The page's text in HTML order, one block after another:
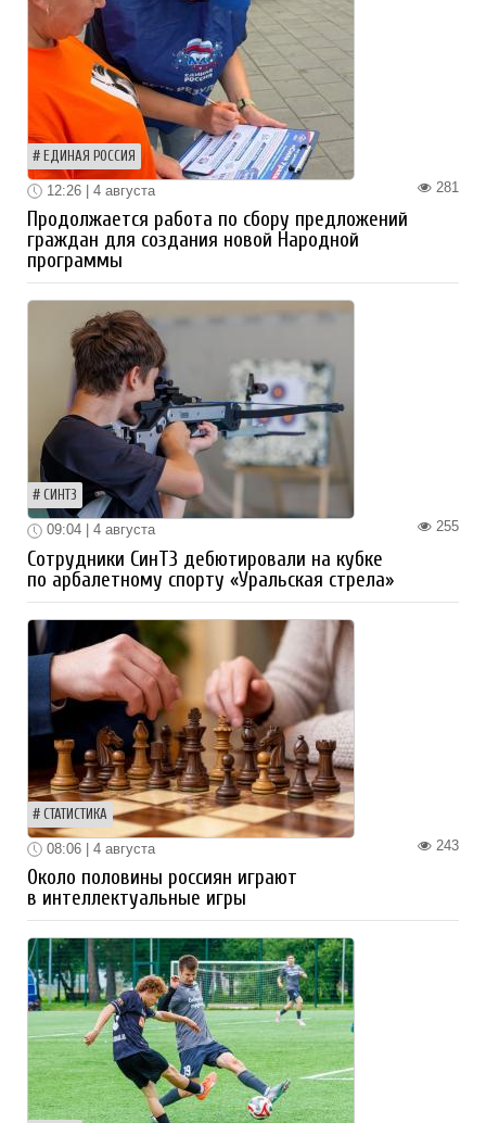
ЕДИНАЯ РОССИЯ
281
12:26 | 4 августа
Продолжается работа по сбору предложений
граждан для создания новой Народной
программы
СИНТЗ
255
09:04 | 4 августа
Сотрудники СинТЗ дебютировали на кубке
по арбалетному спорту «Уральская стрела»
СТАТИСТИКА
243
08:06 | 4 августа
Около половины россиян играют
в интеллектуальные игры